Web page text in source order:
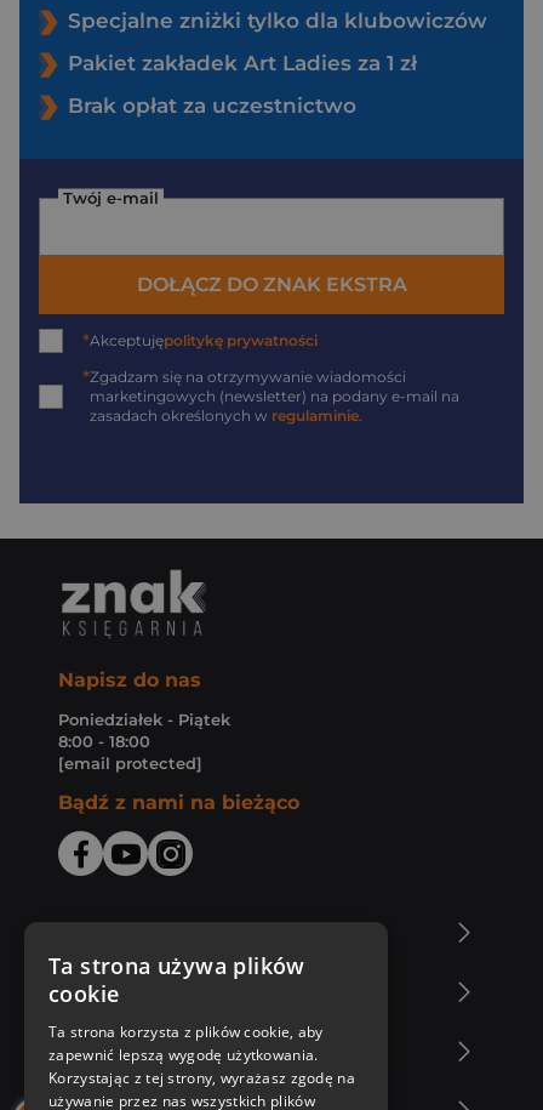
Specjalne zniżki tylko dla klubowiczów
Pakiet zakładek Art Ladies za 1 zł
Brak opłat za uczestnictwo
Twój e-mail
DOŁĄCZ DO ZNAK EKSTRA
*Akceptujępolitykę prywatności
*Zgadzam się na otrzymywanie wiadomości
marketingowych (newsletter) na podany e-mail na
zasadach określonych w regulaminie.
Napisz do nas
Poniedziałek - Piątek
8:00 - 18:00
[email protected]
Bądź z nami na bieżąco
Zakupy u nas
Nasza oferta
Ta strona używa plików
cookie
Ta strona korzysta z plików cookie, aby
zapewnić lepszą wygodę użytkowania.
Korzystając z tej strony, wyrażasz zgodę na
używanie przez nas wszystkich plików